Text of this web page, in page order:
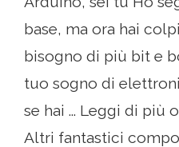
base, ma ora hai
bisogno di più bit e
tuo sogno di
se hai ... Leggi di più
Altri fantastici